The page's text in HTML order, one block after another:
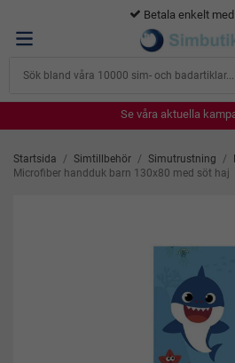
Se våra aktuella
Se våra aktuella
Se våra aktuella
Se våra aktuella
Startsida / Simtillbehör / Simutrustning /
Microfiber handduk barn 130x80 med söt haj